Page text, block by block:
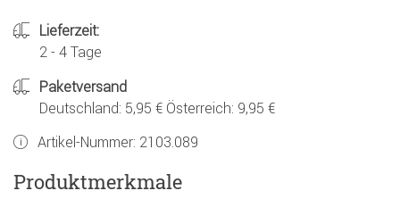
Lieferzeit:
2 - 4 Tage
Paketversand
Deutschland: 5,95 € Österreich: 9,95 €
Artikel-Nummer: 2103.089
Produktmerkmale